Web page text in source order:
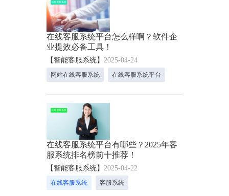
在线客服系统平台怎么样啊？软件企
业提效必备工具！
【智能客服系统】2025-04-24
网站在线客服系统 在线客服系统平台
在线客服系统平台有哪些？2025年客
服系统排名榜前十推荐！
【智能客服系统】2025-04-22
在线客服系统 客服系统